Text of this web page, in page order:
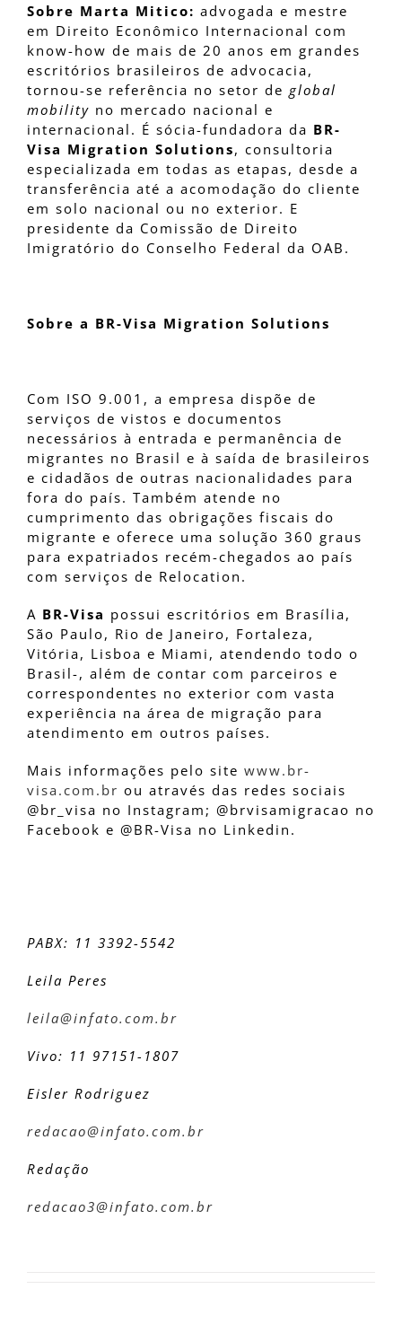
Sobre Marta Mitico: advogada e mestre
em Direito Econômico Internacional com
know-how de mais de 20 anos em grandes
escritórios brasileiros de advocacia,
tornou-se referência no setor de global
mobility no mercado nacional e
internacional. É sócia-fundadora da BR-
Visa Migration Solutions, consultoria
especializada em todas as etapas, desde a
transferência até a acomodação do cliente
em solo nacional ou no exterior. E
presidente da Comissão de Direito
Imigratório do Conselho Federal da OAB.
Sobre a BR-Visa Migration Solutions
Com ISO 9.001, a empresa dispõe de
serviços de vistos e documentos
necessários à entrada e permanência de
migrantes no Brasil e à saída de brasileiros
e cidadãos de outras nacionalidades para
fora do país. Também atende no
cumprimento das obrigações fiscais do
migrante e oferece uma solução 360 graus
para expatriados recém-chegados ao país
com serviços de Relocation.
A BR-Visa possui escritórios em Brasília,
São Paulo, Rio de Janeiro, Fortaleza,
Vitória, Lisboa e Miami, atendendo todo o
Brasil-, além de contar com parceiros e
correspondentes no exterior com vasta
experiência na área de migração para
atendimento em outros países.
Mais informações pelo site www.br-
visa.com.br ou através das redes sociais
@br_visa no Instagram; @brvisamigracao no
Facebook e @BR-Visa no Linkedin.
PABX: 11 3392-5542
Leila Peres
leila@infato.com.br
Vivo: 11 97151-1807
Eisler Rodriguez
redacao@infato.com.br
Redação
redacao3@infato.com.br